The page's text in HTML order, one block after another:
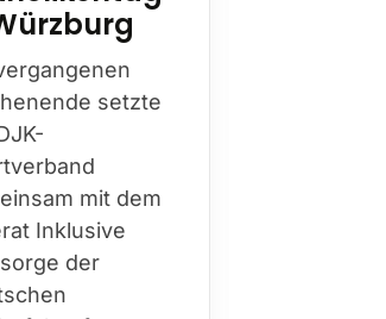
setzte
mit dem
Inklusive
der